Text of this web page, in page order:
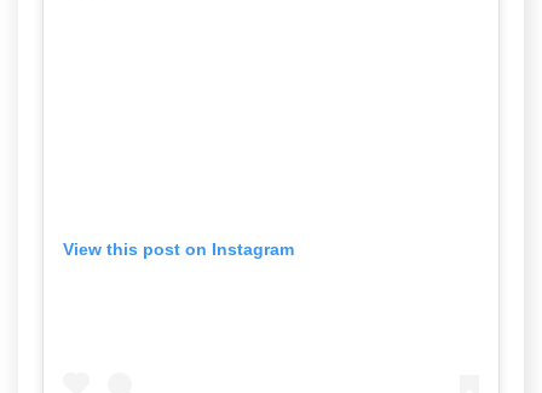
View this post on Instagram